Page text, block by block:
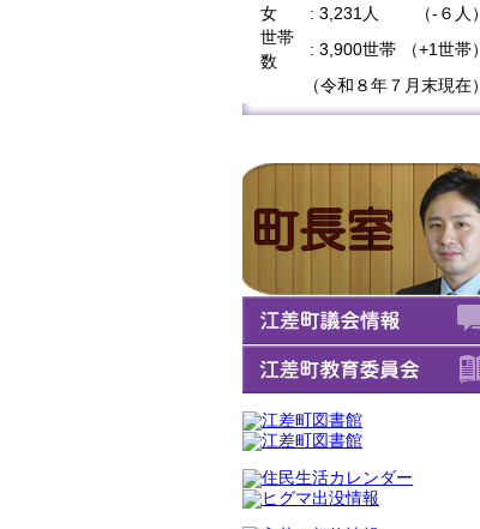
女
: 3,231人
（-６人）
世帯
数
: 3,900世帯
（+1世帯）
（令和８年７月末現在）